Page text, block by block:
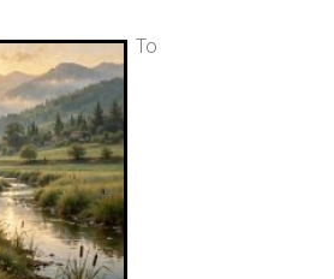
Το